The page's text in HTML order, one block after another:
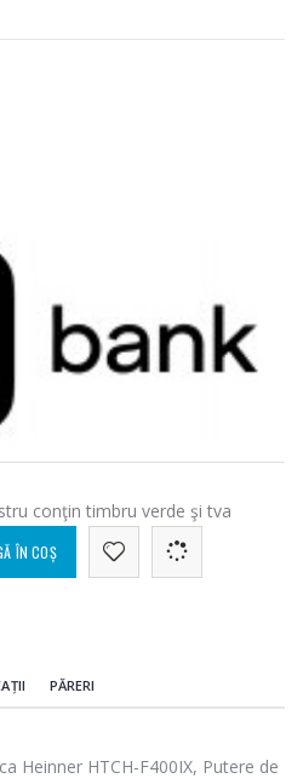
conţin timbru verde şi tva
ÎN COȘ
PĂRERI
Heinner HTCH-F400IX, Putere de